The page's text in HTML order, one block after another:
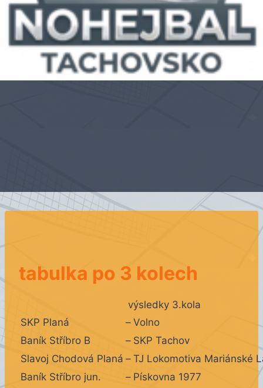
tabulka po 3 kolech
výsledky 3.kola
SKP Planá
– Volno
Baník Stříbro B
– SKP Tachov
Slavoj Chodová Planá – TJ Lokomotiva Mariánské
Baník Stříbro jun.
– Pískovna 1977